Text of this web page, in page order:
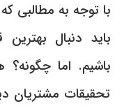
با توجه به مطالبی
باید دنبال
باشیم. اما چگونه؟
تحقیقات مشتریان